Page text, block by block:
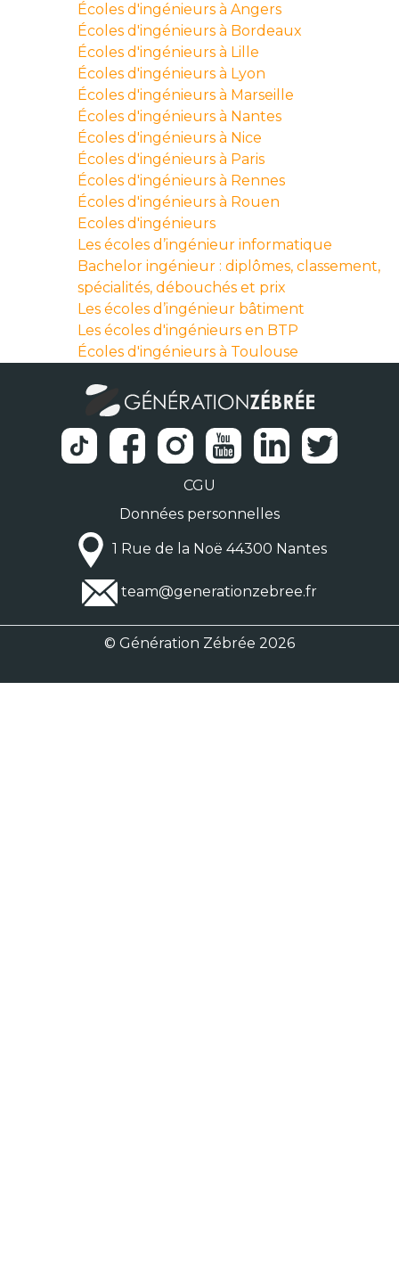
Écoles d'ingénieurs à Angers
Écoles d'ingénieurs à Bordeaux
Écoles d'ingénieurs à Lille
Écoles d'ingénieurs à Lyon
Écoles d'ingénieurs à Marseille
Écoles d'ingénieurs à Nantes
Écoles d'ingénieurs à Nice
Écoles d'ingénieurs à Paris
Écoles d'ingénieurs à Rennes
Écoles d'ingénieurs à Rouen
Ecoles d'ingénieurs
Les écoles d’ingénieur informatique
Bachelor ingénieur : diplômes, classement,
spécialités, débouchés et prix
Les écoles d’ingénieur bâtiment
Les écoles d'ingénieurs en BTP
Écoles d'ingénieurs à Toulouse
CGU
Données personnelles
1 Rue de la Noë 44300 Nantes
team@generationzebree.fr
© Génération Zébrée 2026